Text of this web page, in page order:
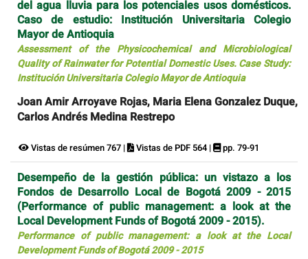
del agua lluvia para los potenciales usos domésticos.
Caso de estudio: Institución Universitaria Colegio
Mayor de Antioquia
Assessment of the Physicochemical and Microbiological
Quality of Rainwater for Potential Domestic Uses. Case Study:
Institución Universitaria Colegio Mayor de Antioquia
Joan Amir Arroyave Rojas, Maria Elena Gonzalez Duque,
Carlos Andrés Medina Restrepo
Vistas de resúmen 767 | Vistas de PDF 564 | pp. 79-91
Desempeño de la gestión pública: un vistazo a los
Fondos de Desarrollo Local de Bogotá 2009 - 2015
(Performance of public management: a look at the
Local Development Funds of Bogotá 2009 - 2015).
Performance of public management: a look at the Local
Development Funds of Bogotá 2009 - 2015